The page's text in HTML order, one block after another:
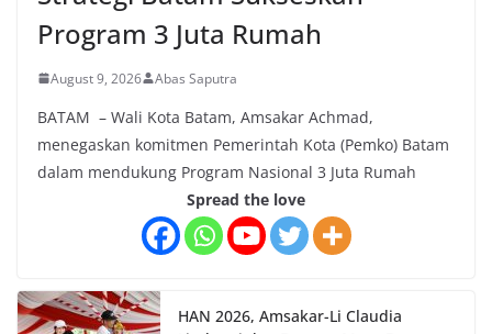
Program 3 Juta Rumah
August 9, 2026 Abas Saputra
BATAM – Wali Kota Batam, Amsakar Achmad,
menegaskan komitmen Pemerintah Kota (Pemko) Batam
dalam mendukung Program Nasional 3 Juta Rumah
Spread the love
HAN 2026, Amsakar-Li Claudia